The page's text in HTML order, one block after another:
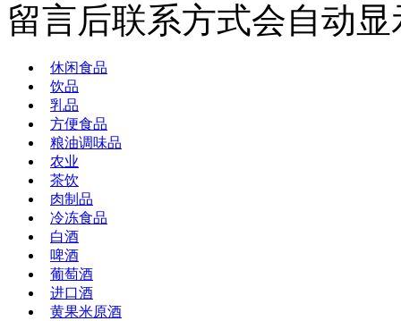
留言后联系方式会自动显
休闲食品
饮品
乳品
方便食品
粮油调味品
农业
茶饮
肉制品
冷冻食品
白酒
啤酒
葡萄酒
进口酒
黄果米原酒